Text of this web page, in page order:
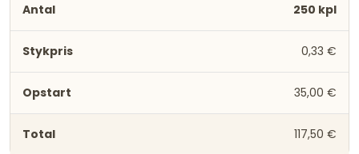
250 kpl
0,33 €
35,00 €
117,50 €